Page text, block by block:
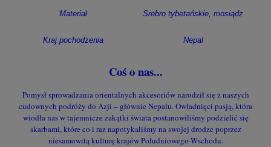
Materiał Srebro tybetańskie, mosiądz
Kraj pochodzenia Nepal
Coś o nas...
Pomysł sprowadzania orientalnych akcesoriów narodził się z naszych
cudownych podróży do Azji – głównie Nepalu. Owładnięci pasją, która
wiodła nas w tajemnicze zakątki świata postanowiliśmy podzielić się
skarbami, które co i raz napotykaliśmy na swojej drodze poprzez
niesamowitą kulturę krajów Południowego-Wschodu.